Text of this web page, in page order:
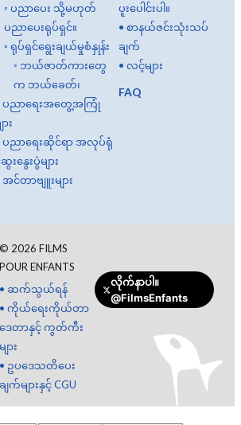
◦ပညာပေး သို့မဟုတ်
ပညာပေးရုပ်ရှင်။
◦ရုပ်ရှင်ရွေးချယ်မှုစံနှုန်း
◦ ဘယ်ဇာတ်ကားတွေ
က ဘယ်ခေတ်၊
ပညာရေးအတွေ့အကြုံ
ား
ပညာရေးဆိုင်ရာ အလုပ်ရုံ
းနွေးပွဲများ
အင်တာဗျူးများ
ပူးပေါင်းပါ။
•စာနယ်ဇင်းသုံးသပ်
ချက်
•လင့်များ
FAQ
© 2026 FILMS
POUR ENFANTS
• ဆက်သွယ်ရန်
• ကိုယ်ရေးကိုယ်တာ
ဒေတာနှင့် ကွတ်ကီး
များ
• ဥပဒေသတိပေး
ချက်များနှင့် CGU
လိုက်နာပါ။
@FilmsEnfants